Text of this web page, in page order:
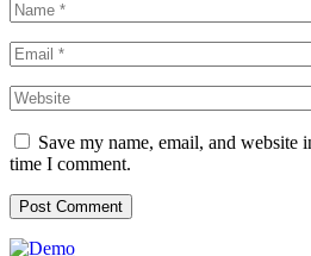
Save my name, email, and website
time I comment.